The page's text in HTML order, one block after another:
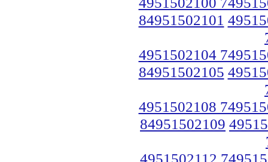
84951502101
4951502104
84951502105
4951502108
84951502109
4951502112